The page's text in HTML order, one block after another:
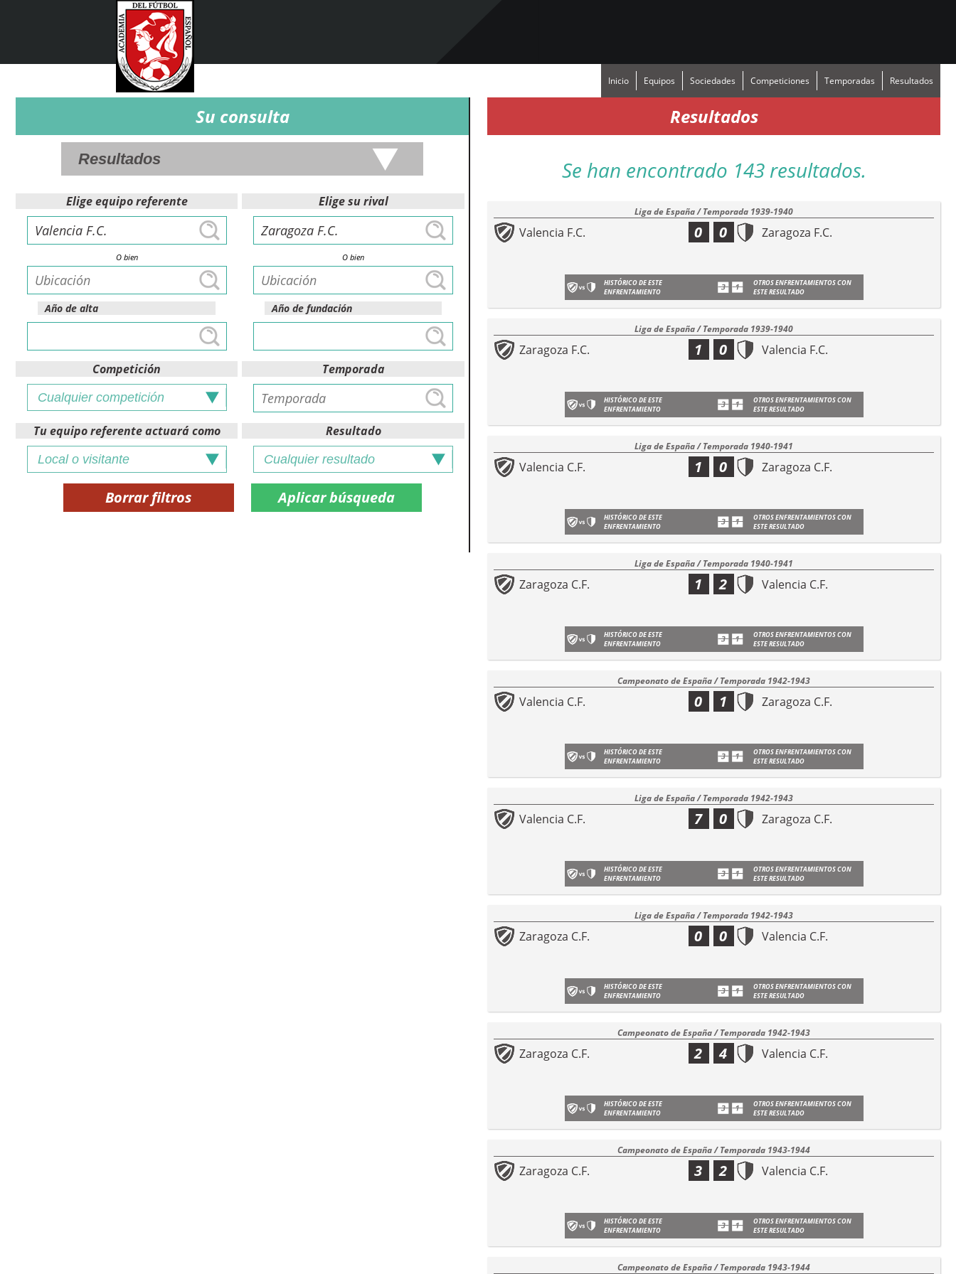
Inicio Equipos Sociedades Competiciones Temporadas Resultados
Su consulta
Elige equipo referente
O bien
Año de alta
Elige su rival
O bien
Año de fundación
Competición Temporada
Tu equipo referente actuará como Resultado
Borrar filtros
Resultados
Se han encontrado 143 resultados.
Liga de España / Temporada 1939-1940
Valencia F.C. 0 Zaragoza F.C.
0
HISTÓRICO DE ESTE
ENFRENTAMIENTO
OTROS ENFRENTAMIENTOS CON
ESTE RESULTADO
Liga de España / Temporada 1939-1940
Zaragoza F.C. 1 Valencia F.C.
0
HISTÓRICO DE ESTE
ENFRENTAMIENTO
OTROS ENFRENTAMIENTOS CON
ESTE RESULTADO
Liga de España / Temporada 1940-1941
Valencia C.F. 1 Zaragoza C.F.
0
HISTÓRICO DE ESTE
ENFRENTAMIENTO
OTROS ENFRENTAMIENTOS CON
ESTE RESULTADO
Liga de España / Temporada 1940-1941
Zaragoza C.F. 1 Valencia C.F.
2
HISTÓRICO DE ESTE
ENFRENTAMIENTO
OTROS ENFRENTAMIENTOS CON
ESTE RESULTADO
Campeonato de España / Temporada 1942-1943
Valencia C.F. 0 Zaragoza C.F.
1
HISTÓRICO DE ESTE
ENFRENTAMIENTO
OTROS ENFRENTAMIENTOS CON
ESTE RESULTADO
Liga de España / Temporada 1942-1943
Valencia C.F. 7 Zaragoza C.F.
0
HISTÓRICO DE ESTE
ENFRENTAMIENTO
OTROS ENFRENTAMIENTOS CON
ESTE RESULTADO
Liga de España / Temporada 1942-1943
Zaragoza C.F. 0 Valencia C.F.
0
HISTÓRICO DE ESTE
ENFRENTAMIENTO
OTROS ENFRENTAMIENTOS CON
ESTE RESULTADO
Campeonato de España / Temporada 1942-1943
Zaragoza C.F. 2 Valencia C.F.
4
HISTÓRICO DE ESTE
ENFRENTAMIENTO
OTROS ENFRENTAMIENTOS CON
ESTE RESULTADO
Campeonato de España / Temporada 1943-1944
Zaragoza C.F. 3 Valencia C.F.
2
HISTÓRICO DE ESTE
ENFRENTAMIENTO
OTROS ENFRENTAMIENTOS CON
ESTE RESULTADO
Campeonato de España / Temporada 1943-1944